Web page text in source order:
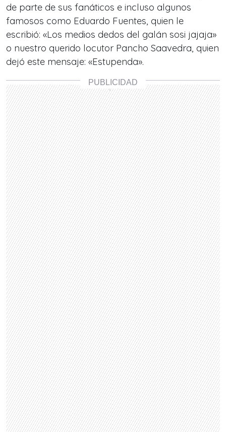
de parte de sus fanáticos e incluso algunos
famosos como Eduardo Fuentes, quien le
escribió: «Los medios dedos del galán sosi jajaja»
o nuestro querido locutor Pancho Saavedra, quien
dejó este mensaje: «Estupenda».